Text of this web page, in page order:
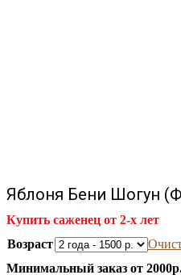
Яблоня Бени Шогун
Купить саженец от 2-х лет
Возраст
Минимальный заказ от